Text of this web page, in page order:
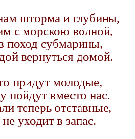
шторма и глубины,
с морскою волной,
поход субмарины,
вернуться домой.
придут молодые,
пойдут вместо нас.
теперь отставные,
уходит в запас.